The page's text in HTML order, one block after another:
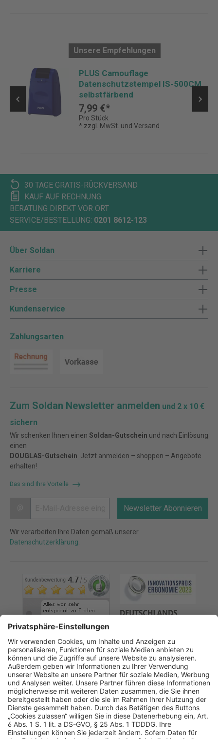
Unsere Empfehlungen
PLUS Camouflage
Datenschutzstempel IS-500CM,
selbstfärbend
7,99 €*
Pro Stück
* zzgl. MwSt. und Versand
30 TAGE GRATIS-RÜCKVERSAND
KAUF AUF RECHNUNG
BERATUNG DIREKT VOR ORT
SERVICE/BESTELLUNG: 0201 8612-123
Über Soldan
Karriere
Presse
Kundenservice
Zahlungsarten
Zum Soldan Newsletter anmelden und 2 x 10 €
sichern
Wir schenken Ihnen einen Soldan-Gutschein und nach Einlösung
einen
DOUGLAS-Gutschein . Jetzt anmelden – shoppen – Angebote
erhalten!
Das sind Ihre Vorteile
Newsletter Abonnieren
Wir verarbeiten Ihre Daten gemäß unserer
Datenschutzerklärung